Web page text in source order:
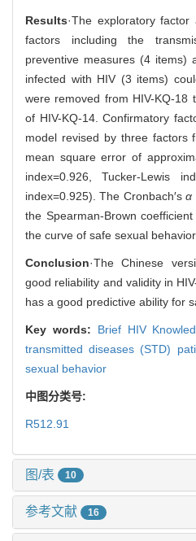
Results·The exploratory
factors including the
preventive measures (4 items)
infected with HIV (3 items)
were removed from HIV-KQ-18
of HIV-KQ-14. Confirmatory
model revised by three factors
mean square error of
index=0.926, Tucker-Lewis
index=0.925). The Cronbach′sα
the Spearman-Brown
the curve of safe sexual
Conclusion·The Chinese
good reliability and validity in
has a good predictive ability for
Key words: Brief HIV
transmitted diseases (STD)
sexual behavior
中图分类号:
R512.91
图/表 10
参考文献 16